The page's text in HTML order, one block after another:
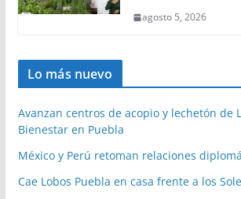
agosto 5, 2026
Lo más nuevo
Avanzan centros de acopio y lechetón de
Bienestar en Puebla
México y Perú retoman relaciones
Cae Lobos Puebla en casa frente a los